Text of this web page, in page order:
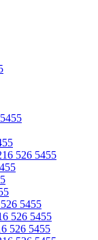
526 5455
5455
526 5455
526 5455